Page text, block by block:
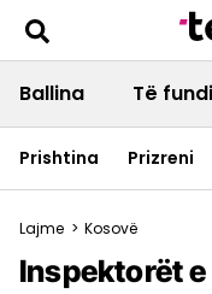
Ballina Të
Prishtina Prizreni
Lajme > Kosovë
Inspektorët